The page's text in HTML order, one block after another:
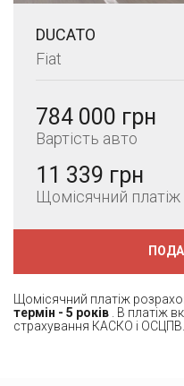
DUCATO
Fiat
784 000 грн
Вартість авто
11 339 грн
Щомісячний платіж
Щомісячний платіж
термін - 5 років
. В платіж
страхування КАСКО і ОСЦПВ.